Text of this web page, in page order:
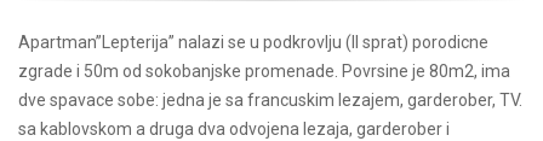
Apartman”Lepterija” nalazi se u podkrovlju (ll sprat) porodicne
zgrade i 50m od sokobanjske promenade. Povrsine je 80m2, ima
dve spavace sobe: jedna je sa francuskim lezajem, garderober, TV.
sa kablovskom a druga dva odvojena lezaja, garderober i